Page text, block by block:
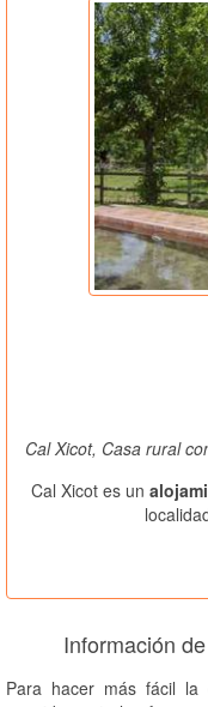
Cal Xicot, Casa rural
Cal Xicot es un
Información
Para hacer más fácil